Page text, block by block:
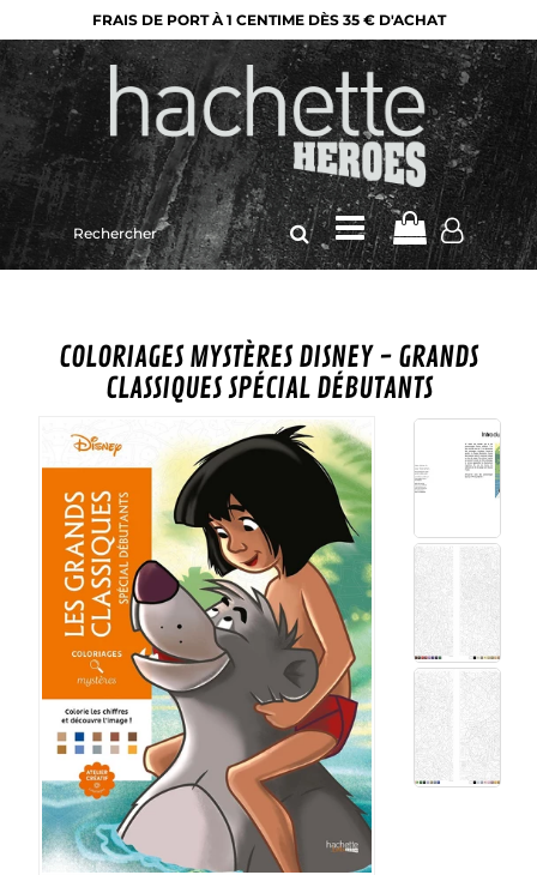
FRAIS DE PORT À 1 CENTIME DÈS 35 € D'ACHAT
Rechercher
sur
le
COLORIAGES MYSTÈRES DISNEY - GRANDS
CLASSIQUES SPÉCIAL DÉBUTANTS